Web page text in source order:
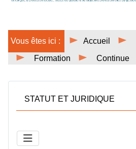
Vous êtes ici : Accueil
Formation
Continue
STATUT ET JURIDIQUE